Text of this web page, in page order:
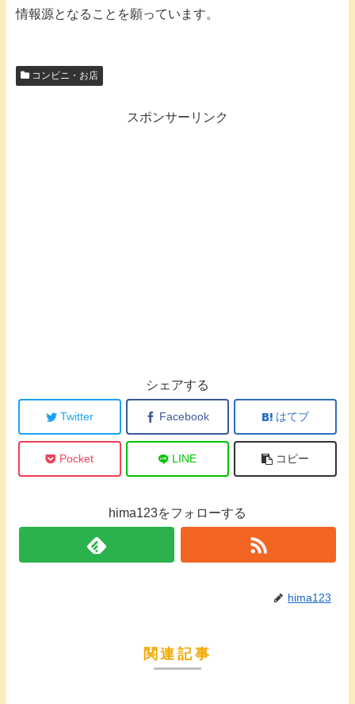
情報源となることを願っています。
コンビニ・お店
スポンサーリンク
シェアする
Twitter Facebook はてブ
Pocket LINE コピー
hima123をフォローする
hima123
関連記事